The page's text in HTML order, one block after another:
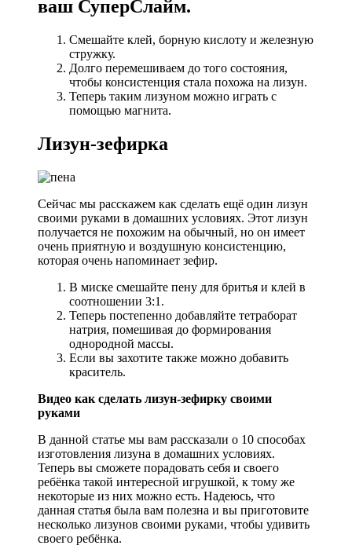
ваш СуперСлайм.
Смешайте клей, борную кислоту и железную
стружку.
Долго перемешиваем до того состояния,
чтобы консистенция стала похожа на лизун.
Теперь таким лизуном можно играть с
помощью магнита.
Лизун-зефирка
Сейчас мы расскажем как сделать ещё один лизун
своими руками в домашних условиях. Этот лизун
получается не похожим на обычный, но он имеет
очень приятную и воздушную консистенцию,
которая очень напоминает зефир.
В миске смешайте пену для бритья и клей в
соотношении 3:1.
Теперь постепенно добавляйте тетраборат
натрия, помешивая до формирования
однородной массы.
Если вы захотите также можно добавить
краситель.
Видео как сделать лизун-зефирку своими
руками
В данной статье мы вам рассказали о 10 способах
изготовления лизуна в домашних условиях.
Теперь вы сможете порадовать себя и своего
ребёнка такой интересной игрушкой, к тому же
некоторые из них можно есть. Надеюсь, что
данная статья была вам полезна и вы приготовите
несколько лизунов своими руками, чтобы удивить
своего ребёнка.